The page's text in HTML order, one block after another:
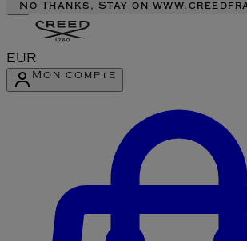
No Thanks, Stay on
EUR
Mon compte